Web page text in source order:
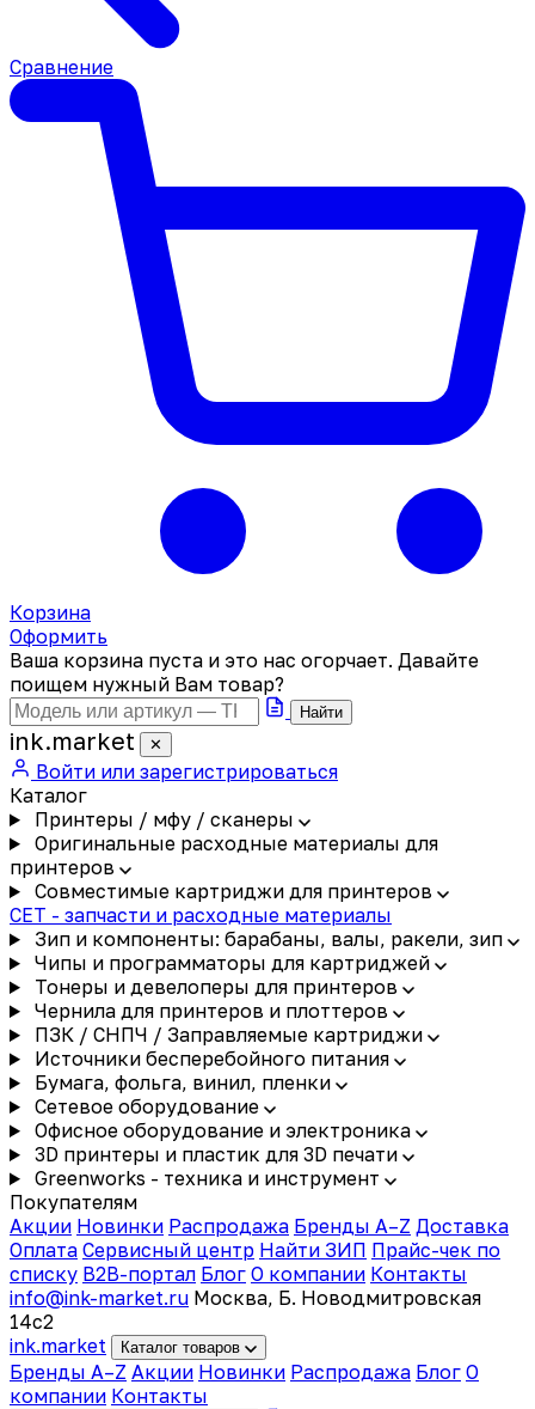
Сравнение
Корзина
Оформить
Ваша корзина пуста и это нас огорчает. Давайте
поищем нужный Вам товар?
Найти
ink.market ✕
Войти или зарегистрироваться
Каталог
Принтеры / мфу / сканеры
Оригинальные расходные материалы для
принтеров
Совместимые картриджи для принтеров
CET - запчасти и расходные материалы
Зип и компоненты: барабаны, валы, ракели, зип
Чипы и программаторы для картриджей
Тонеры и девелоперы для принтеров
Чернила для принтеров и плоттеров
ПЗК / СНПЧ / Заправляемые картриджи
Источники бесперебойного питания
Бумага, фольга, винил, пленки
Сетевое оборудование
Офисное оборудование и электроника
3D принтеры и пластик для 3D печати
Greenworks - техника и инструмент
Покупателям
Акции Новинки Распродажа Бренды A–Z Доставка
Оплата Сервисный центр Найти ЗИП Прайс-чек по
списку B2B-портал Блог О компании Контакты
info@ink-market.ru Москва, Б. Новодмитровская
14с2
ink.market Каталог товаров
Бренды A–Z Акции Новинки Распродажа Блог О
компании Контакты